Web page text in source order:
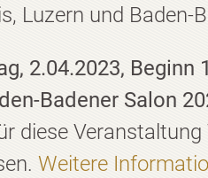
Luzern und Baden-
2.04.2023, Beginn
Badener Salon
diese
Weitere